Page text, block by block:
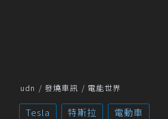
udn 發燒車訊 電能世界
Tesla 特斯拉 電動車